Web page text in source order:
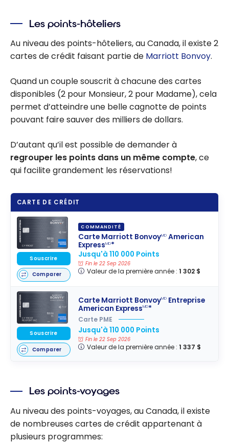
Les points-hôteliers
Au niveau des points-hôteliers, au Canada, il existe 2
cartes de crédit faisant partie de Marriott Bonvoy.
Quand un couple souscrit à chacune des cartes
disponibles (2 pour Monsieur, 2 pour Madame), cela
permet d’atteindre une belle cagnotte de points
pouvant faire sauver des milliers de dollars.
D’autant qu’il est possible de demander à
regrouper les points dans un même compte, ce
qui facilite grandement les réservations!
CARTE DE CRÉDIT
COMMANDITÉ
Carte Marriott BonvoyMD American
ExpressMD*
Jusqu'à 110 000 Points
Fin le 22 Sep 2026
Valeur de la première année : 1 302 $
Souscrire
Comparer
Carte Marriott BonvoyMD Entreprise
American ExpressMD*
Carte PME
Jusqu'à 110 000 Points
Fin le 22 Sep 2026
Valeur de la première année : 1 337 $
Souscrire
Comparer
Les points-voyages
Au niveau des points-voyages, au Canada, il existe
de nombreuses cartes de crédit appartenant à
plusieurs programmes: